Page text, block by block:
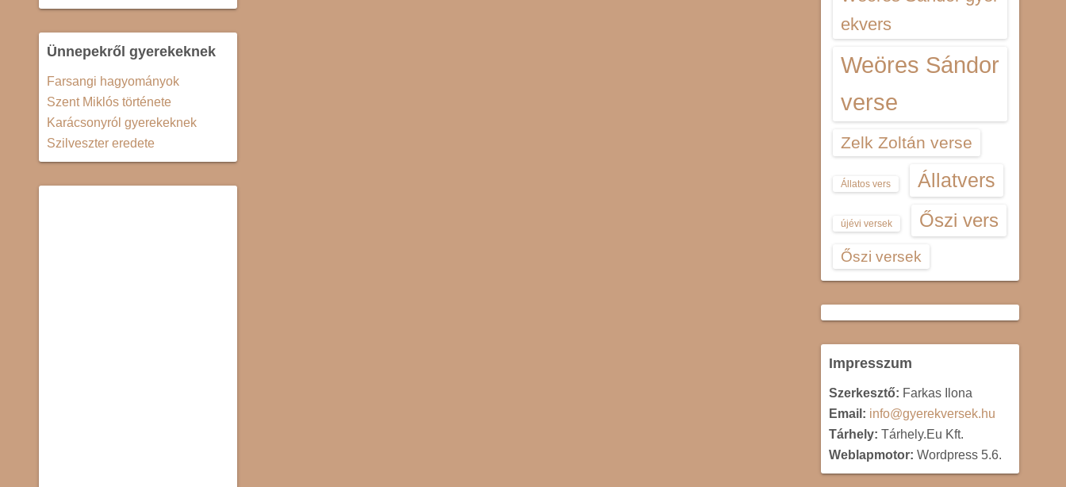
Ünnepekről gyerekeknek
Farsangi hagyományok
Szent Miklós története
Karácsonyról gyerekeknek
Szilveszter eredete
ekvers
Weöres Sándor
verse
Zelk Zoltán verse
Állatos vers Állatvers
újévi versek Őszi vers
Őszi versek
Impresszum
Szerkesztő: Farkas Ilona
Email: info@gyerekversek.hu
Tárhely: Tárhely.Eu Kft.
Weblapmotor: Wordpress 5.6.